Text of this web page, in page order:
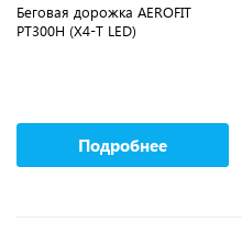
Беговая дорожка AEROFIT
PT300H (X4-T LED)
Подробнее